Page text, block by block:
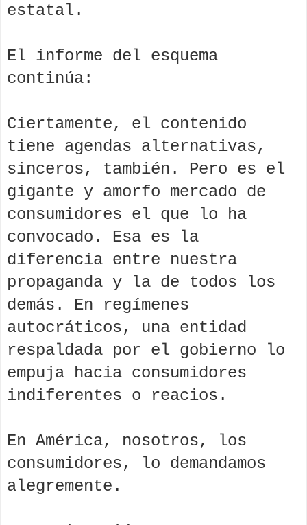
estatal.
El informe del esquema
continúa:
Ciertamente, el contenido
tiene agendas alternativas,
sinceros, también. Pero es el
gigante y amorfo mercado de
consumidores el que lo ha
convocado. Esa es la
diferencia entre nuestra
propaganda y la de todos los
demás. En regímenes
autocráticos, una entidad
respaldada por el gobierno lo
empuja hacia consumidores
indiferentes o reacios.
En América, nosotros, los
consumidores, lo demandamos
alegremente.